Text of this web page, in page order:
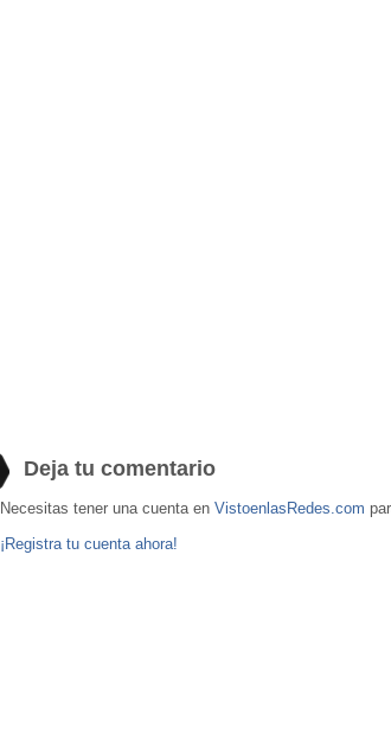
Deja tu comentario
Necesitas tener una cuenta en VistoenlasRedes.com
¡Registra tu cuenta ahora!